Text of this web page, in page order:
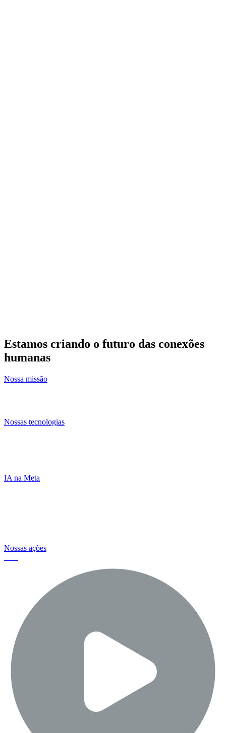
Estamos criando o futuro das conexões
humanas
Nossa missão
Nossas tecnologias
IA na Meta
Nossas ações